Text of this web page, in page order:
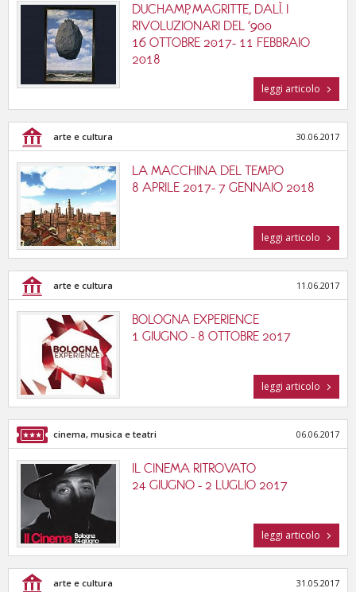
DUCHAMP, MAGRITTE, DALÌ. I
RIVOLUZIONARI DEL '900
16 OTTOBRE 2017- 11 FEBBRAIO
2018
leggi articolo
arte e cultura 30.06.2017
LA MACCHINA DEL TEMPO
8 APRILE 2017- 7 GENNAIO 2018
leggi articolo
arte e cultura 11.06.2017
BOLOGNA EXPERIENCE
1 GIUGNO - 8 OTTOBRE 2017
leggi articolo
cinema, musica e teatri 06.06.2017
IL CINEMA RITROVATO
24 GIUGNO - 2 LUGLIO 2017
leggi articolo
arte e cultura 31.05.2017